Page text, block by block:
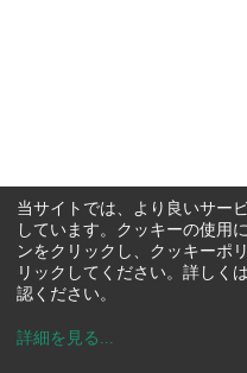
当サイトでは、より良いサー
しています。クッキーの使用
ンをクリックし、クッキーポ
リックしてください。詳しく
認ください。
詳細を見る ...